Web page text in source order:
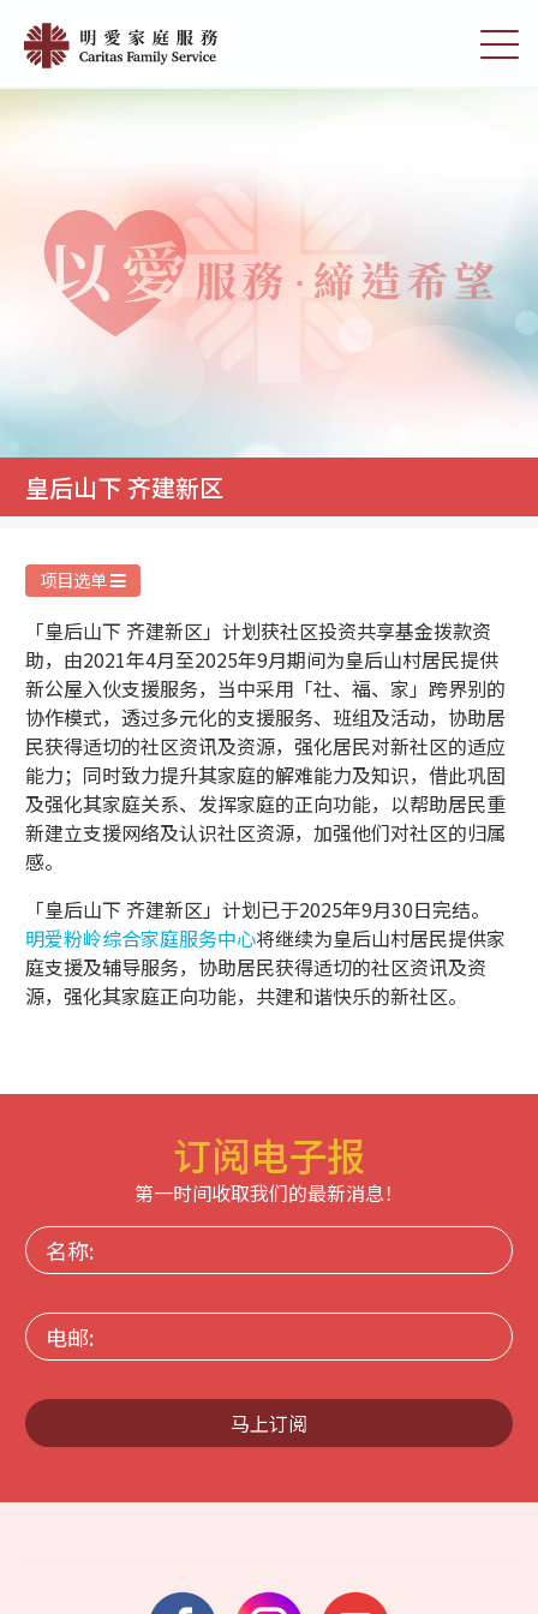
main
content
切
明
家
服
務
皇后山下 齐建新区
项目选单
「皇后山下 齐建新区」计划获社区投资共享基金拨款资
助，由2021年4月至2025年9月期间为皇后山村居民提供
新公屋入伙支援服务，当中采用「社、福、家」跨界别的
协作模式，透过多元化的支援服务、班组及活动，协助居
民获得适切的社区资讯及资源，强化居民对新社区的适应
能力；同时致力提升其家庭的解难能力及知识，借此巩固
及强化其家庭关系、发挥家庭的正向功能，以帮助居民重
新建立支援网络及认识社区资源，加强他们对社区的归属
感。
「皇后山下 齐建新区」计划已于2025年9月30日完结。
明爱粉岭综合家庭服务中心将继续为皇后山村居民提供家
庭支援及辅导服务，协助居民获得适切的社区资讯及资
源，强化其家庭正向功能，共建和谐快乐的新社区。
订阅电子报
第一时间收取我们的最新消息！
名
称:
电
邮:
马上订阅